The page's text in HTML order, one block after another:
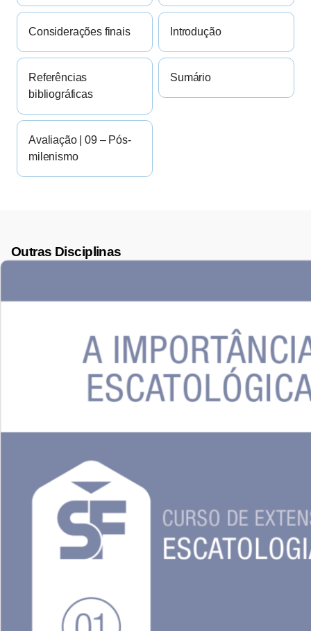
Considerações finais Introdução
Referências
bibliográficas
Sumário
Avaliação | 09 – Pós-
milenismo
Outras Disciplinas